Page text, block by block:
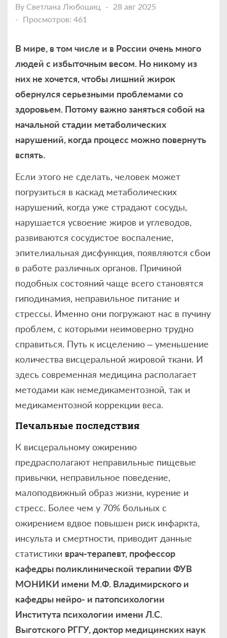
By Светлана Любошиц
28 авг 2025
Просмотров: 461
В мире, в том числе и в России очень много
людей с избыточным весом. Но никому из
них не хочется, чтобы лишний жирок
обернулся серьезными проблемами со
здоровьем. Потому важно заняться собой на
начальной стадии метаболических
нарушений, когда процесс можно повернуть
вспять.
Если этого не сделать, человек может
погрузиться в каскад метаболических
нарушений, когда уже страдают сосуды,
нарушается усвоение жиров и углеводов,
развиваются сосудистое воспаление,
эпителиальная дисфункция, появляются сбои
в работе различных органов. Причиной
подобных состояний чаще всего становятся
гиподинамия, неправильное питание и
стрессы. Именно они погружают нас в пучину
проблем, с которыми неимоверно трудно
справиться. Путь к исцелению – уменьшение
количества висцеральной жировой ткани. И
здесь современная медицина располагает
методами как немедикаментозной, так и
медикаментозной коррекции веса.
Печальные последствия
К висцеральному ожирению
предрасполагают неправильные пищевые
привычки, неправильное поведение,
малоподвижный образ жизни, курение и
стресс. Более чем у 70% больных с
ожирением вдвое повышен риск инфаркта,
инсульта и смертности, приводит данные
статистики врач-терапевт, профессор
кафедры поликлинической терапии ФУВ
МОНИКИ имени М.Ф. Владимирского и
кафедры нейро- и патопсихологии
Института психологии имени Л.С.
Выготского РГГУ, доктор медицинских наук